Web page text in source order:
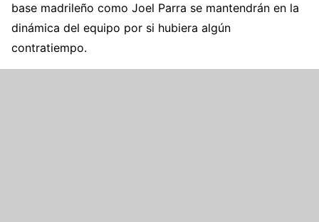
base madrileño como Joel Parra se mantendrán en la
dinámica del equipo por si hubiera algún
contratiempo.